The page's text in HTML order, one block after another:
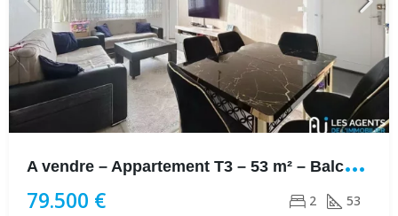
A
vendre – Appartement T3 – 53 m² – Balcon – Parking – Cave
79.500 € 2 53